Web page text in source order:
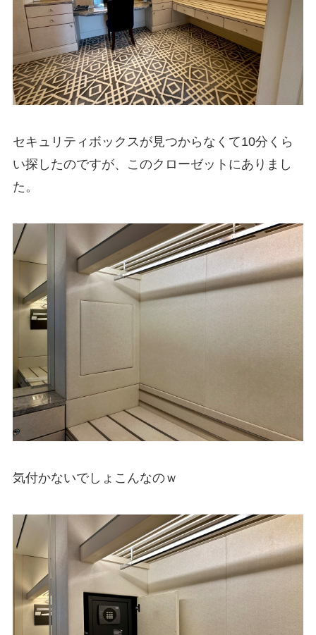
セキュリティボックスが見つからなくて10分くら
い探したのですが、このクローゼットにありまし
た。
気付かないでしょこんなのｗ